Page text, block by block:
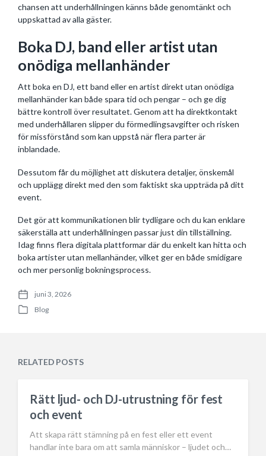
chansen att underhållningen känns både genomtänkt och
uppskattad av alla gäster.
Boka DJ, band eller artist utan
onödiga mellanhänder
Att boka en DJ, ett band eller en artist direkt utan onödiga
mellanhänder kan både spara tid och pengar – och ge dig
bättre kontroll över resultatet. Genom att ha direktkontakt
med underhållaren slipper du förmedlingsavgifter och risken
för missförstånd som kan uppstå när flera parter är
inblandade.
Dessutom får du möjlighet att diskutera detaljer, önskemål
och upplägg direkt med den som faktiskt ska uppträda på ditt
event.
Det gör att kommunikationen blir tydligare och du kan enklare
säkerställa att underhållningen passar just din tillställning.
Idag finns flera digitala plattformar där du enkelt kan hitta och
boka artister utan mellanhänder, vilket ger en både smidigare
och mer personlig bokningsprocess.
P
t
juni 3, 2026
P
d
Blog
RELATED POSTS
Rätt ljud- och DJ-utrustning för fest
och event
Att skapa rätt stämning på en fest eller ett event
handlar inte bara om att samla människor – ljudet och…